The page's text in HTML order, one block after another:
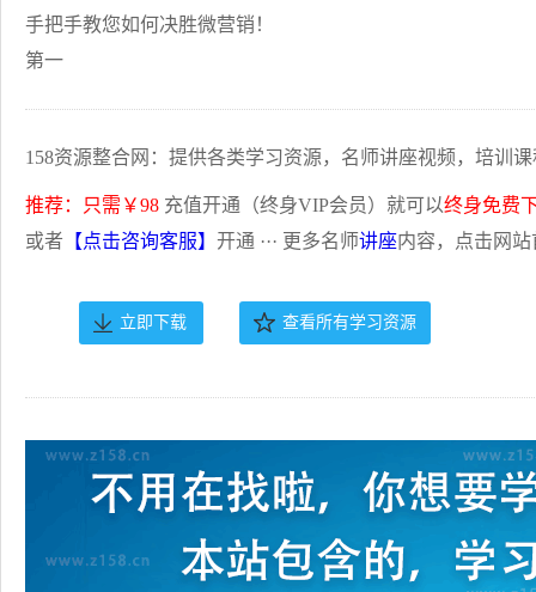
手把手教您如何决胜微营销！
第一
158资源整合网：提供各类学习资源，名师讲座视频，培训
推荐：只需￥98 充值开通（终身VIP会员）就可以终身免费
或者 【点击咨询客服】 开通 ··· 更多名师讲座内容，点击网
立即下载 查看所有学习资源